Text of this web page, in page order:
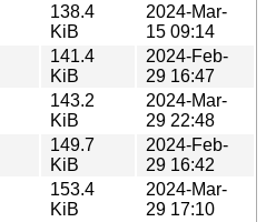
138.4
KiB
2024-Mar-
15 09:14
141.4
KiB
2024-Feb-
29 16:47
143.2
KiB
2024-Mar-
29 22:48
149.7
KiB
2024-Feb-
29 16:42
153.4
KiB
2024-Mar-
29 17:10